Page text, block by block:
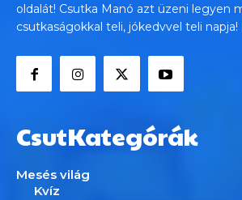
oldalát! Csutka Manó azt üzeni legyen
csutkaságokkal teli, jókedvvel teli napja!
CsutKategórák
Mesés világ
Kvíz